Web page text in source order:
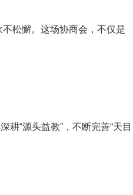
不松懈。这场协商会，不仅是
“源头益教”，不断完善“天目